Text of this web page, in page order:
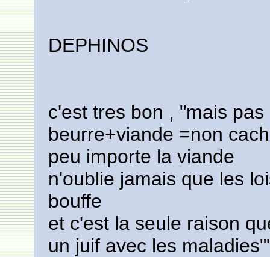
DEPHINOS
c'est tres bon , "mais
beurre+viande =non
peu importe la viande
n'oublie jamais que les
bouffe
et c'est la seule raison
un juif avec les